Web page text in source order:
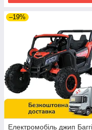
–19%
Електромобіль джип